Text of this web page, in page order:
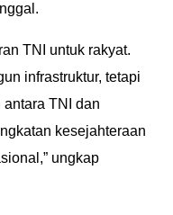
TNI untuk rakyat.
infrastruktur, tetapi
TNI dan
kesejahteraan
ungkap